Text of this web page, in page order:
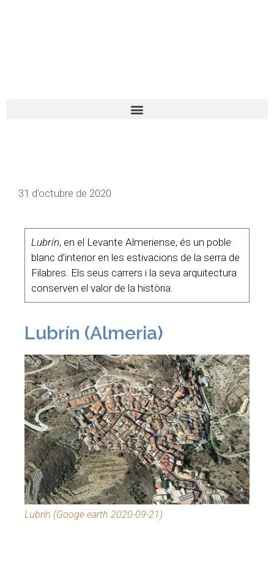
31 d'octubre de 2020
Lubrín, en el Levante Almeriense, és un poble
blanc d’interior en les estivacions de la serra de
Filabres. Els seus carrers i la seva arquitectura
conserven el valor de la història.
Lubrín (Almeria)
Lubrín (Googe earth 2020-09-21)